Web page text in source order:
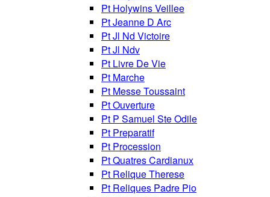
Pt Holywins Veillee
Pt Jeanne D Arc
Pt Jl Nd Victoire
Pt Jl Ndv
Pt Livre De Vie
Pt Marche
Pt Messe Toussaint
Pt Ouverture
Pt P Samuel Ste Odile
Pt Preparatif
Pt Procession
Pt Quatres Cardianux
Pt Relique Therese
Pt Reliques Padre Pio